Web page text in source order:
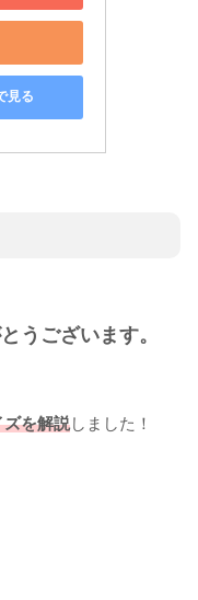
見る
うございます。
ズを解説しました！